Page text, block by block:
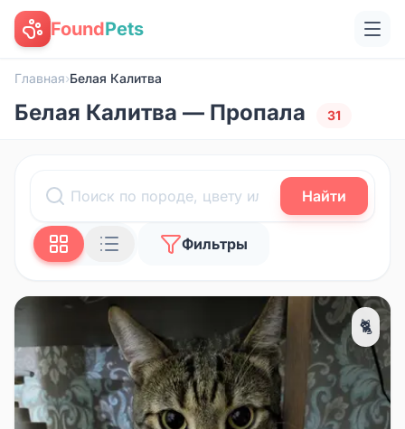
FoundPets
Главная›Белая Калитва
Белая Калитва — Пропала 31
Найти
Фильтры
🐈